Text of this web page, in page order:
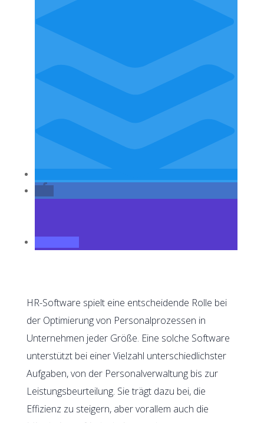
HR-Software spielt eine entscheidende Rolle bei
der Optimierung von Personalprozessen in
Unternehmen jeder Größe. Eine solche Software
unterstützt bei einer Vielzahl unterschiedlichster
Aufgaben, von der Personalverwaltung bis zur
Leistungsbeurteilung. Sie trägt dazu bei, die
Effizienz zu steigern, aber vorallem auch die